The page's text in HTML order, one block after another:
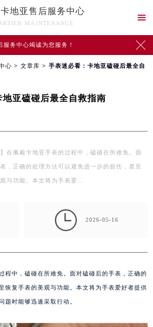
地亚售后服务中心
MAINTENANCE

服务中心竭诚为您服务！ 
心 > 文章库 > 手表迷必看：卡地亚磕碰后最全自
亚磕碰后最全自救指南
】在佩戴卡地亚手表的过程中，磕碰在所难免。面
，正确的处理方法可以避免进一步的损伤，甚至
与功能。本文将为手表爱…
 2026-05-16
程中，磕碰在所难免。面对磕碰后的手表，正确的
恢复手表的美观与功能。本文将为手表爱好者提供
题时能够迅速采取行动。